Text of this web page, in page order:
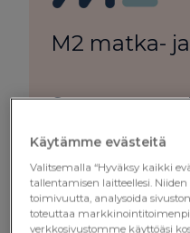
M2 matka-
Käytämme evästeitä
Valitsemalla “Hyväksy kaikki
tallentamisen laitteellesi.
toimivuutta, analysoida
toteuttaa
verkkosivustomme käyttöäsi